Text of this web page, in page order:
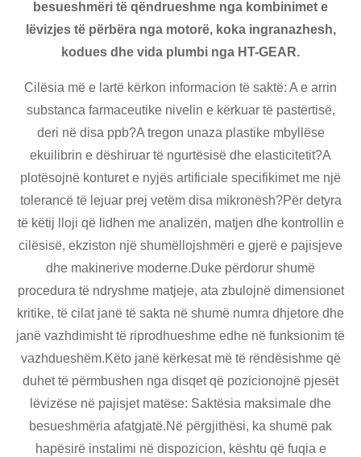
besueshmëri të qëndrueshme nga kombinimet e
lëvizjes të përbëra nga motorë, koka ingranazhesh,
kodues dhe vida plumbi nga HT-GEAR.
Cilësia më e lartë kërkon informacion të saktë: A e arrin
substanca farmaceutike nivelin e kërkuar të pastërtisë,
deri në disa ppb?A tregon unaza plastike mbyllëse
ekuilibrin e dëshiruar të ngurtësisë dhe elasticitetit?A
plotësojnë konturet e nyjës artificiale specifikimet me një
tolerancë të lejuar prej vetëm disa mikronësh?Për detyra
të këtij lloji që lidhen me analizën, matjen dhe kontrollin e
cilësisë, ekziston një shumëllojshmëri e gjerë e pajisjeve
dhe makinerive moderne.Duke përdorur shumë
procedura të ndryshme matjeje, ata zbulojnë dimensionet
kritike, të cilat janë të sakta në shumë numra dhjetore dhe
janë vazhdimisht të riprodhueshme edhe në funksionim të
vazhdueshëm.Këto janë kërkesat më të rëndësishme që
duhet të përmbushen nga disqet që pozicionojnë pjesët
lëvizëse në pajisjet matëse: Saktësia maksimale dhe
besueshmëria afatgjatë.Në përgjithësi, ka shumë pak
hapësirë ​​instalimi në dispozicion, kështu që fuqia e